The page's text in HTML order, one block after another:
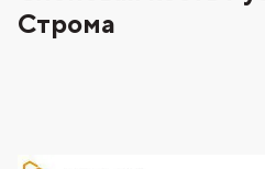
Строма